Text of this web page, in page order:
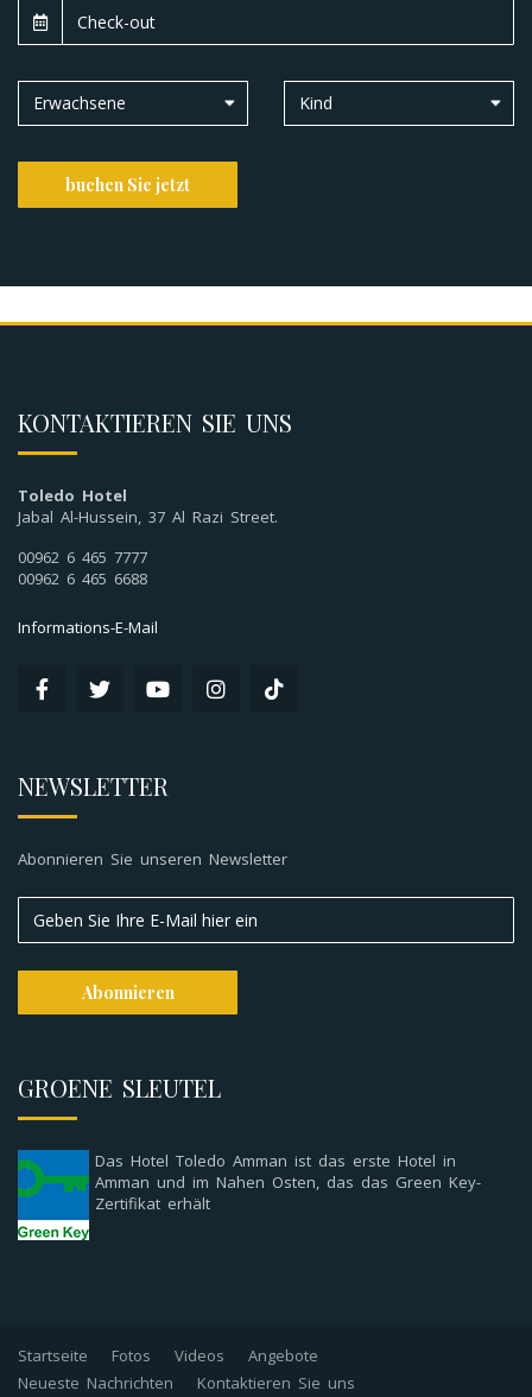
Erwachsene Kind
buchen Sie jetzt
KONTAKTIEREN SIE UNS
Toledo Hotel
Jabal Al-Hussein, 37 Al Razi Street.
00962 6 465 7777
00962 6 465 6688
Informations-E-Mail
NEWSLETTER
Abonnieren Sie unseren Newsletter
GROENE SLEUTEL
Das Hotel Toledo Amman ist das erste Hotel in
Amman und im Nahen Osten, das das Green Key-
Zertifikat erhält
Startseite Fotos Videos
Angebote
Neueste Nachrichten
Kontaktieren Sie uns